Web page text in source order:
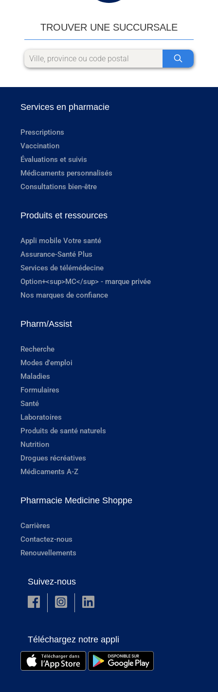
TROUVER UNE SUCCURSALE
Services en pharmacie
Prescriptions
Vaccination
Évaluations et suivis
Médicaments personnalisés
Consultations bien-être
Produits et ressources
Appli mobile Votre santé
Assurance-Santé Plus
Services de télémédecine
Option+<sup>MC</sup> - marque privée
Nos marques de confiance
Pharm/Assist
Recherche
Modes d'emploi
Maladies
Formulaires
Santé
Laboratoires
Produits de santé naturels
Nutrition
Drogues récréatives
Médicaments A-Z
Pharmacie Medicine Shoppe
Carrières
Contactez-nous
Renouvellements
Suivez-nous
Téléchargez notre appli